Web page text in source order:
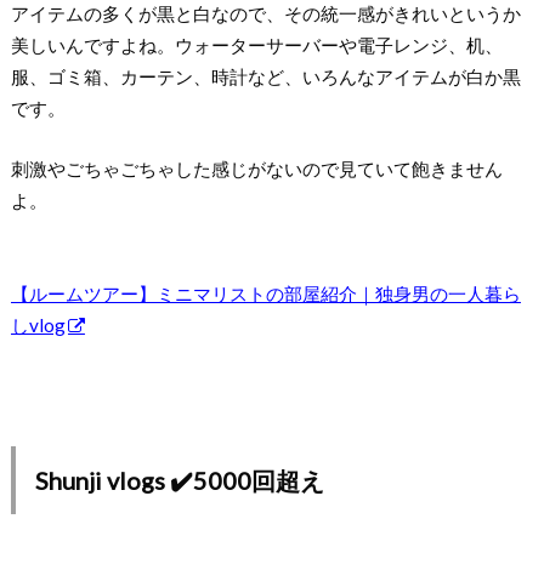
アイテムの多くが黒と白なので、その統一感がきれいというか
美しいんですよね。ウォーターサーバーや電子レンジ、机、
服、ゴミ箱、カーテン、時計など、いろんなアイテムが白か黒
です。
刺激やごちゃごちゃした感じがないので見ていて飽きません
よ。
【ルームツアー】ミニマリストの部屋紹介｜独身男の一人暮ら
しvlog
Shunji vlogs ✔️5000回超え